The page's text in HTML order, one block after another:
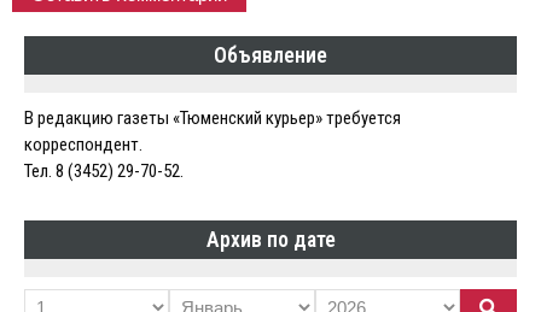
Объявление
В редакцию газеты «Тюменский курьер» требуется
корреспондент.
Тел. 8 (3452) 29-70-52.
Архив по дате